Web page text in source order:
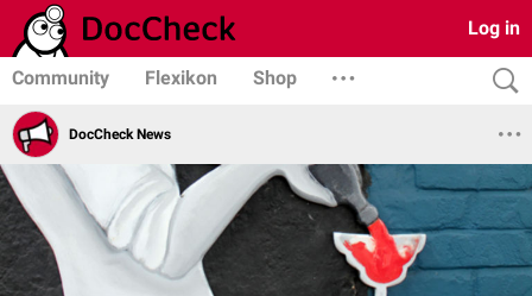
Log in
Community Flexikon Shop
DocCheck News